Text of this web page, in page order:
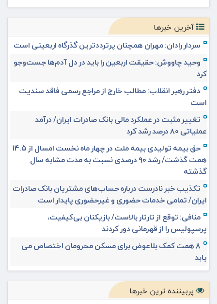
آخرین خبرها
سردار رادان: مهران همچنان پرترددترین گذرگاه اربعینی است
وحید چاووش: حقیقت اربعین را باید در دل آدم‌ها جست‌وجو
کرد
دفتر رهبر انقلاب: مطالب خارج از مراجع رسمی فاقد سندیت
است
تغییر مثبت در عملکرد مالی بانک صادرات ایران/ درآمد
عملیاتی ۸۰ درصد رشد کرد
حق بیمه تولیدی بیمه ملت در چهار ماه نخست امسال از ۱۴.۵
همت گذشت/ رشد ۹۰ درصدی نسبت به مدت مشابه سال
گذشته
تکذیب خبر نادرست درباره حساب‌های مشتریان بانک صادرات
ایران/ تمامی خدمات حضوری و غیرحضوری پایدار است
منافی: توقع از تارتار بالاست/ بازیکنان بی‌کیفیت،
پرسپولیس را از قهرمانی دور کردند
۸ همت کمک بلاعوض برای مسکن محرومان اختصاص می
یابد
پربیننده ترین خبرها